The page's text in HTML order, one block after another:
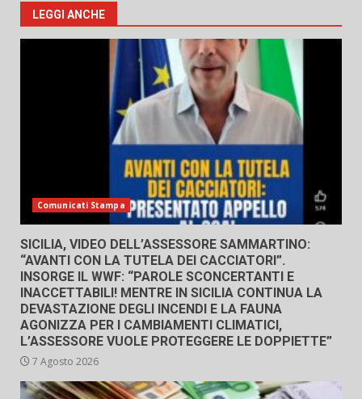
LEGGI ANCHE
Comunicati Stampa
SICILIA, VIDEO DELL’ASSESSORE SAMMARTINO:
“AVANTI CON LA TUTELA DEI CACCIATORI”.
INSORGE IL WWF: “PAROLE SCONCERTANTI E
INACCETTABILI! MENTRE IN SICILIA CONTINUA LA
DEVASTAZIONE DEGLI INCENDI E LA FAUNA
AGONIZZA PER I CAMBIAMENTI CLIMATICI,
L’ASSESSORE VUOLE PROTEGGERE LE DOPPIETTE”
7 Agosto 2026